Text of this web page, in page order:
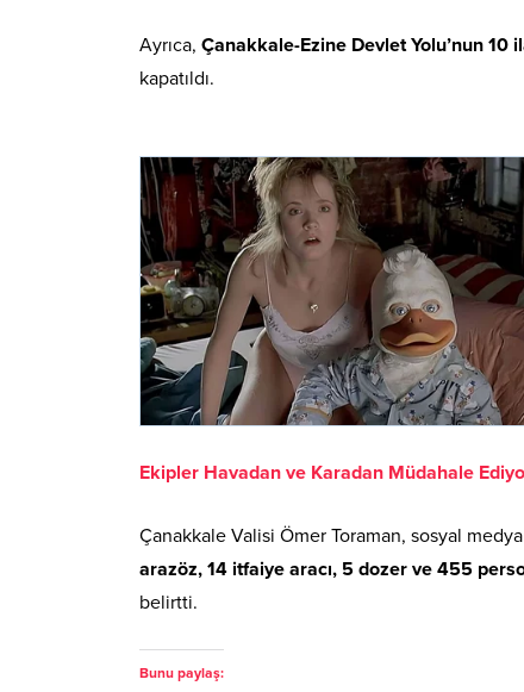
Ayrıca, Çanakkale-Ezine Devlet Yolu’nun 10
kapatıldı.
Ekipler Havadan ve Karadan Müdahale
Çanakkale Valisi Ömer Toraman, sosyal medya
arazöz, 14 itfaiye aracı, 5 dozer ve 455
belirtti.
Bunu paylaş: